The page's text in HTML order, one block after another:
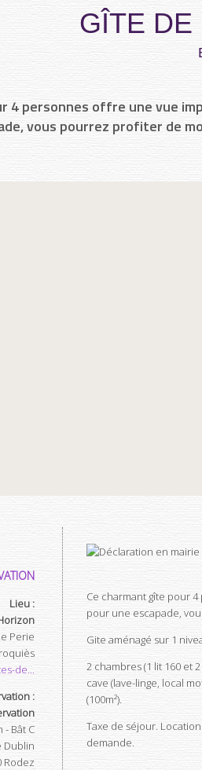
GÎTE DE
4 personnes offre une vue
vous pourrez profiter de
Lieu :
Perie
de...
:
- Bât C
Dublin
Rodez
Ce charmant gîte pour
pour une escapade,
Gite aménagé sur 1
2 chambres (1 lit 160 et
cave (lave-linge, local
(100m²).
Taxe de séjour.
demande.